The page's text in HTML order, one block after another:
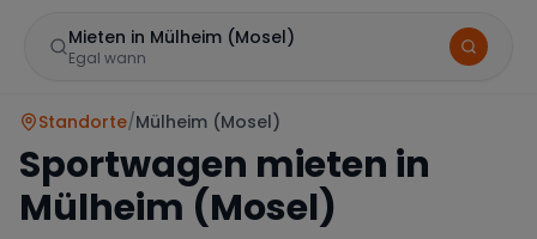
Mieten in Mülheim (Mosel)
Egal wann
Standorte/Mülheim (Mosel)
Sportwagen mieten in
Mülheim (Mosel)